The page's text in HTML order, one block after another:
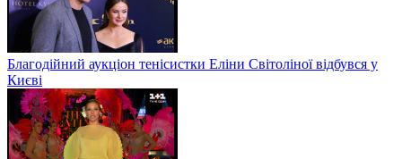
Благодійний аукціон тенісистки Еліни Світоліної відбувся у
Києві